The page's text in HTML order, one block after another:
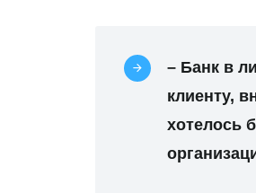
– Банк в
клиенту,
хотелось